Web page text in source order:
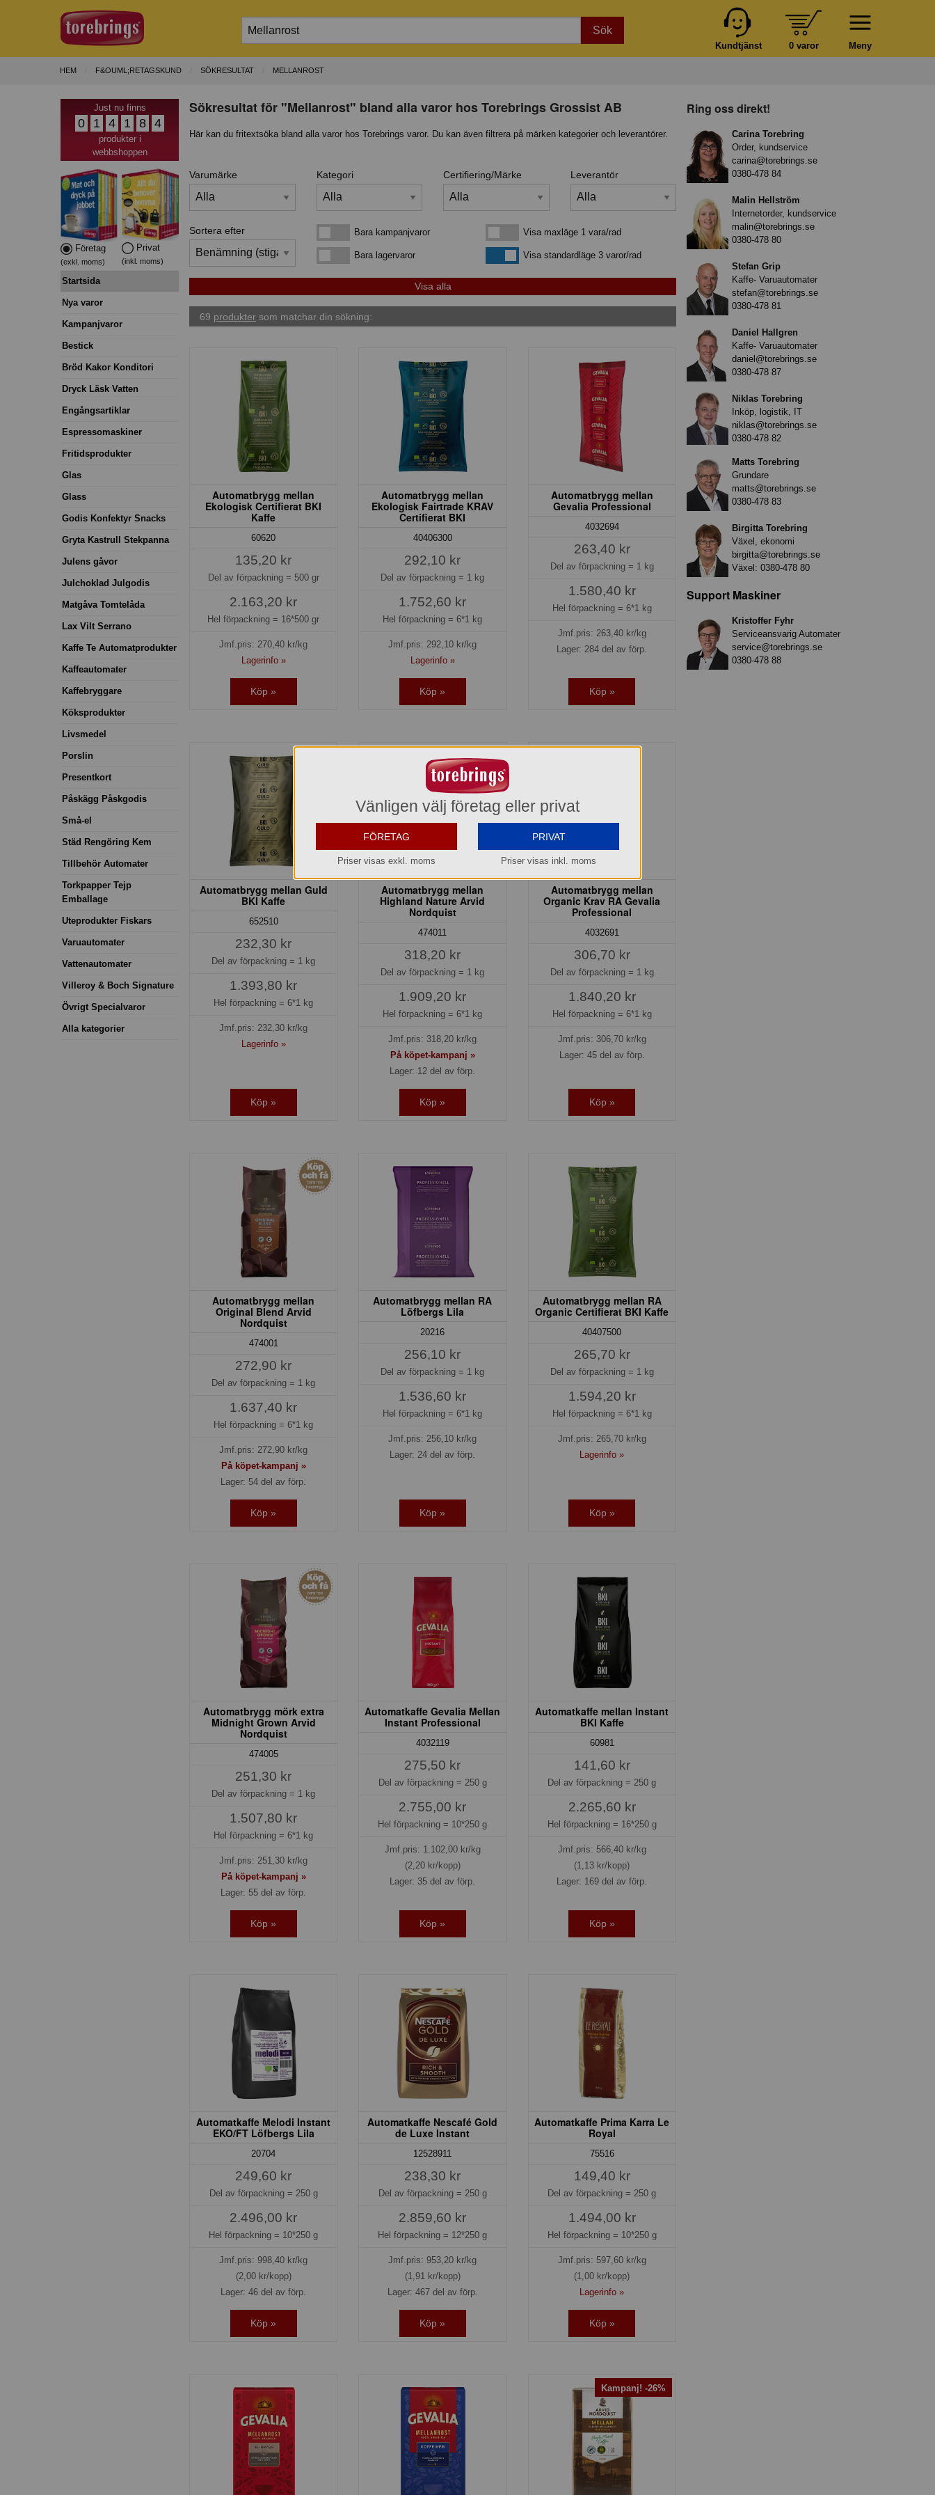
Sök
Meny
0 varor
Kundtjänst
HEM F&OUML;RETAGSKUND SÖKRESULTAT MELLANROST
Just nu finns
0 1 4 1 8 4
produkter i
webbshoppen
Företag
(exkl. moms)
Privat
(inkl. moms)
Startsida
Nya varor
Kampanjvaror
Bestick
Bröd Kakor Konditori
Dryck Läsk Vatten
Engångsartiklar
Espressomaskiner
Fritidsprodukter
Glas
Glass
Godis Konfektyr Snacks
Gryta Kastrull Stekpanna
Julens gåvor
Julchoklad Julgodis
Matgåva Tomtelåda
Lax Vilt Serrano
Kaffe Te Automatprodukter
Kaffeautomater
Kaffebryggare
Köksprodukter
Livsmedel
Porslin
Presentkort
Påskägg Påskgodis
Små-el
Städ Rengöring Kem
Tillbehör Automater
Torkpapper Tejp
Emballage
Uteprodukter Fiskars
Varuautomater
Vattenautomater
Villeroy & Boch Signature
Övrigt Specialvaror
Alla kategorier
Sökresultat för "Mellanrost" bland alla varor hos Torebrings Grossist AB
Här kan du fritextsöka bland alla varor hos Torebrings varor. Du kan även filtrera på märken kategorier och leverantörer.
Varumärke Kategori Certifiering/Märke Leverantör
Sortera efter Bara kampanjvarorBara kampanjvaror
Bara lagervarorBara lagervaror
Visa maxläge 1 vara/rad
Visa maxläge 1 vara/rad
Visa standardlägeVisa standardläge 3 varor/rad
69 produkter som matchar din sökning:
Automatbrygg mellan
Ekologisk Certifierat BKI
Kaffe
60620
135,20 kr
Del av förpackning = 500 gr
2.163,20 kr
Hel förpackning = 16*500 gr
Jmf.pris:270,40 kr/kg
Lagerinfo »
Köp »
Automatbrygg mellan
Ekologisk Fairtrade KRAV
Certifierat BKI
40406300
292,10 kr
Del av förpackning = 1 kg
1.752,60 kr
Hel förpackning =6*1 kg
Jmf.pris:292,10 kr/kg
Lagerinfo »
Köp »
Automatbrygg mellan
Gevalia Professional
4032694
263,40 kr
Del av förpackning = 1 kg
1.580,40 kr
Hel förpackning = 6*1 kg
Jmf.pris: 263,40kr/kg
Lager: 284 del av förp.
Köp »
Automatbrygg mellan Guld
BKI Kaffe
652510
232,30 kr
Del av förpackning = 1 kg
1.393,80 kr
Hel förpackning =6*1 kg
Jmf.pris:232,30 kr/kg
Lagerinfo »
Köp »
Automatbrygg mellan
Highland Nature Arvid
Nordquist
474011
318,20 kr
Del av förpackning = 1 kg
1.909,20 kr
Hel förpackning =6*1 kg
Jmf.pris: 318,20 kr/kg
På köpet-kampanj »
Lager: 12 del av förp.
Köp »
Automatbrygg mellan
Organic Krav RA Gevalia
Professional
4032691
306,70 kr
Del av förpackning = 1 kg
1.840,20 kr
Hel förpackning = 6*1 kg
Jmf.pris: 306,70kr/kg
Lager: 45 del av förp.
Köp »
Automatbrygg mellan
Original Blend Arvid
Nordquist
474001
272,90 kr
Del av förpackning = 1 kg
1.637,40 kr
Hel förpackning =6*1 kg
Jmf.pris:272,90 kr/kg
På köpet-kampanj »
Lager: 54 del av förp.
Köp »
Automatbrygg mellan RA
Löfbergs Lila
20216
256,10 kr
Del av förpackning = 1 kg
1.536,60 kr
Hel förpackning =6*1 kg
Jmf.pris:256,10 kr/kg
Lager: 24 del av förp.
Köp »
Automatbrygg mellan RA
Organic Certifierat BKI Kaffe
40407500
265,70 kr
Del av förpackning = 1 kg
1.594,20 kr
Hel förpackning = 6*1 kg
Jmf.pris: 265,70kr/kg
Lagerinfo »
Köp »
Automatbrygg mörk extra
Midnight Grown Arvid
Nordquist
474005
251,30 kr
Del av förpackning = 1 kg
1.507,80 kr
Hel förpackning =6*1 kg
Jmf.pris:251,30 kr/kg
På köpet-kampanj »
Lager: 55 del av förp.
Köp »
Automatkaffe Gevalia Mellan
Instant Professional
4032119
275,50 kr
Del av förpackning = 250 g
2.755,00 kr
Hel förpackning = 10*250 g
Jmf.pris: 1.102,00kr/kg
(2,20 kr/kopp)
Lager: 35 del av förp.
Köp »
Automatkaffe mellan Instant
BKI Kaffe
60981
141,60 kr
Del av förpackning = 250 g
2.265,60 kr
Hel förpackning = 16*250 g
Jmf.pris: 566,40kr/kg
(1,13 kr/kopp)
Lager: 169 del av förp.
Köp »
Automatkaffe Melodi Instant
EKO/FT Löfbergs Lila
20704
249,60 kr
Del av förpackning = 250 g
2.496,00 kr
Hel förpackning = 10*250 g
Jmf.pris:998,40 kr/kg
(2,00 kr/kopp)
Lager: 46 del av förp.
Köp »
Automatkaffe Nescafé Gold
de Luxe Instant
12528911
238,30 kr
Del av förpackning = 250 g
2.859,60 kr
Hel förpackning = 12*250 g
Jmf.pris:953,20 kr/kg
(1,91 kr/kopp)
Lager: 467 del av förp.
Köp »
Automatkaffe Prima Karra Le
Royal
75516
149,40 kr
Del av förpackning = 250 g
1.494,00 kr
Hel förpackning = 10*250 g
Jmf.pris: 597,60kr/kg
(1,00 kr/kopp)
Lagerinfo »
Köp »
Kampanj! -26%
Ring oss direkt!
Carina Torebring
Order, kundservice
carina@torebrings.se
0380-478 84
Malin Hellström
Internetorder, kundservice
malin@torebrings.se
0380-478 80
Stefan Grip
Kaffe- Varuautomater
stefan@torebrings.se
0380-478 81
Daniel Hallgren
Kaffe- Varuautomater
daniel@torebrings.se
0380-478 87
Niklas Torebring
Inköp, logistik, IT
niklas@torebrings.se
0380-478 82
Matts Torebring
Grundare
matts@torebrings.se
0380-478 83
Birgitta Torebring
Växel, ekonomi
birgitta@torebrings.se
Växel: 0380-478 80
Support Maskiner
Kristoffer Fyhr
Serviceansvarig Automater
service@torebrings.se
0380-478 88
Vänligen välj företag eller privat
FÖRETAG
Priser visas exkl. moms
PRIVAT
Priser visas inkl. moms